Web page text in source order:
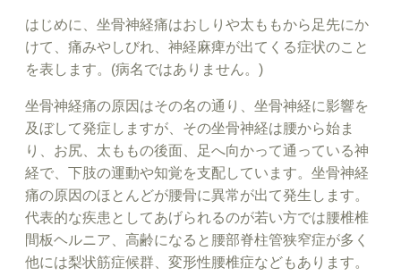
はじめに、坐骨神経痛はおしりや太ももから足先にか
けて、痛みやしびれ、神経麻痺が出てくる症状のこと
を表します。(病名ではありません。)
坐骨神経痛の原因はその名の通り、坐骨神経に影響を
及ぼして発症しますが、その坐骨神経は腰から始ま
り、お尻、太ももの後面、足へ向かって通っている神
経で、下肢の運動や知覚を支配しています。坐骨神経
痛の原因のほとんどが腰骨に異常が出て発生します。
代表的な疾患としてあげられるのが若い方では腰椎椎
間板ヘルニア、高齢になると腰部脊柱管狭窄症が多く
他には梨状筋症候群、変形性腰椎症などもあります。